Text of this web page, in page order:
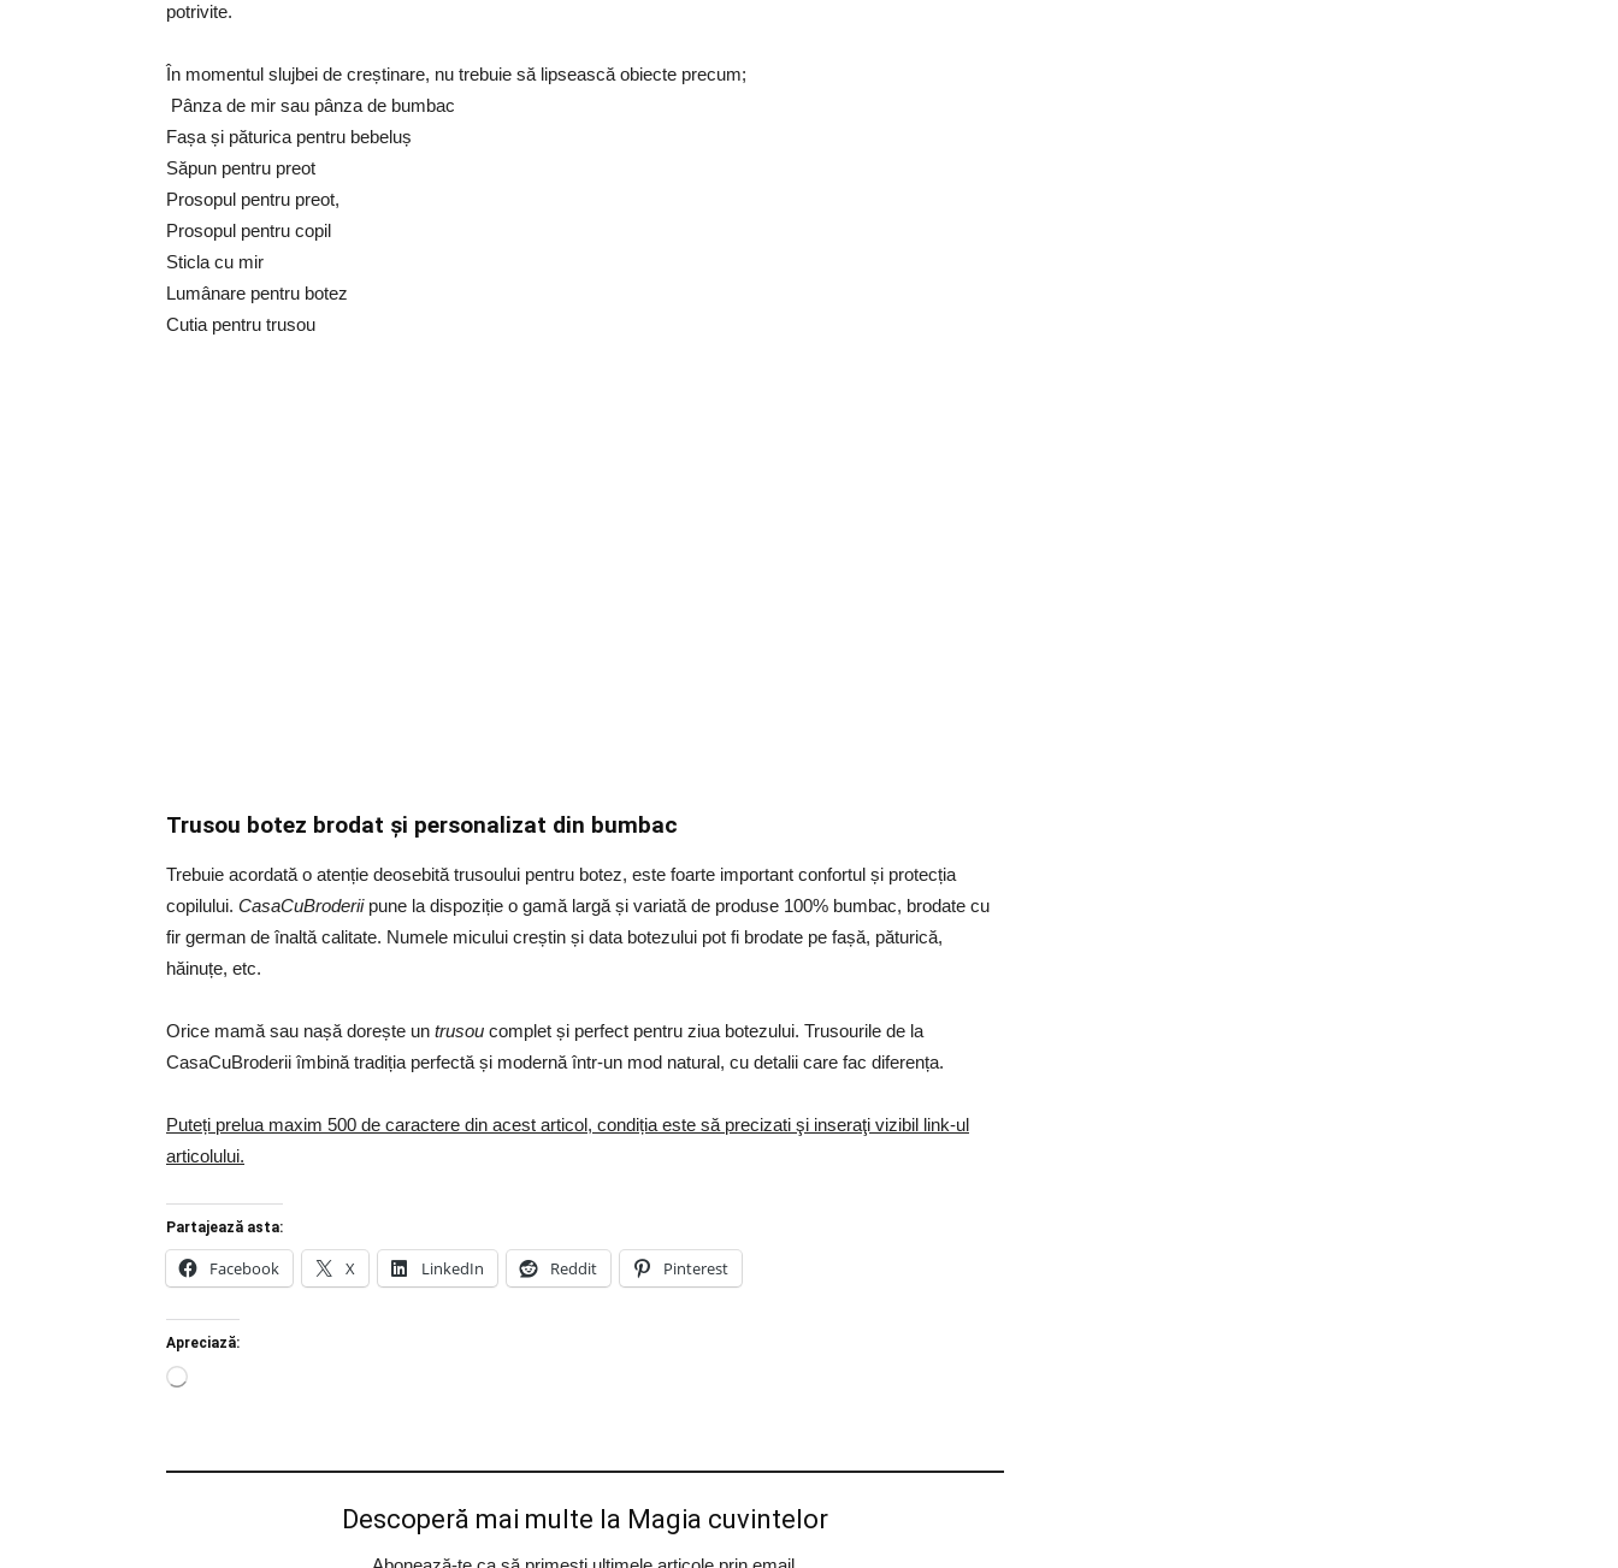
potrivite.
În momentul slujbei de creștinare, nu trebuie să lipsească obiecte precum;
Pânza de mir sau pânza de bumbac
Fașa și păturica pentru bebeluș
Săpun pentru preot
Prosopul pentru preot,
Prosopul pentru copil
Sticla cu mir
Lumânare pentru botez
Cutia pentru trusou
Trusou botez brodat și personalizat din bumbac
Trebuie acordată o atenție deosebită trusoului pentru botez, este foarte important confortul și protecția
copilului. CasaCuBroderiipune la dispoziție o gamă largă și variată de produse 100% bumbac, brodate cu
fir german de înaltă calitate. Numele micului creștin și data botezului pot fi brodate pe fașă, păturică,
hăinuțe, etc.
Orice mamă sau nașă dorește un trusou complet și perfect pentru ziua botezului. Trusourile de la
CasaCuBroderii îmbină tradiția perfectă și modernă într-un mod natural, cu detalii care fac diferența.
Puteți prelua maxim 500 de caractere din acest articol, condiția este să precizati şi inseraţi vizibil link-ul
articolului.
Partajează asta:
Facebook X LinkedIn Reddit Pinterest
Apreciază:
Încarc...
Descoperă mai multe la Magia cuvintelor